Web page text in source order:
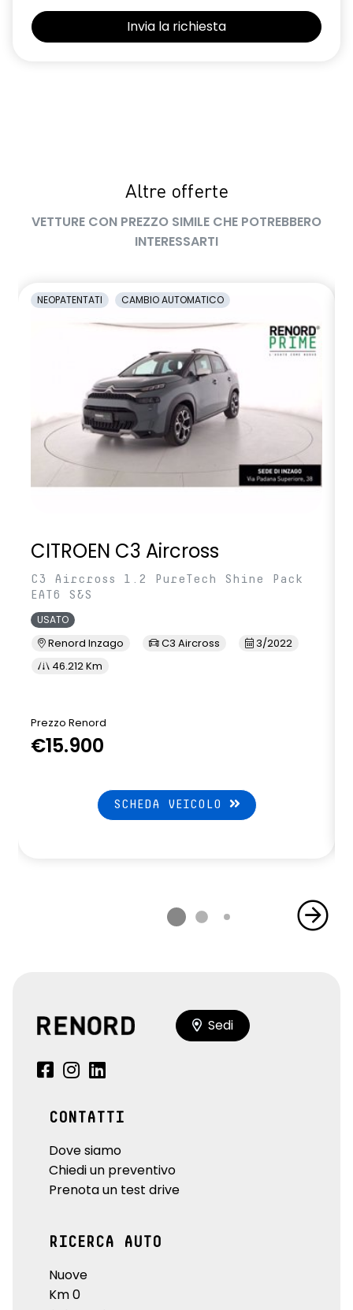
Selleria Stepway in tessuto blu e nero
Volante regolabile in altezza e profondità
Altre offerte
VETTURE CON PREZZO SIMILE CHE POTREBBERO
INTERESSARTI
NEOPATENTATI CAMBIO AUTOMATICO
CITROEN C3 Aircross
C3 Aircross 1.2 PureTech Shine Pack
EAT6 S&S
USATO
Renord Inzago C3 Aircross
3/2022
46.212 Km
Prezzo Renord
€15.900
SCHEDA VEICOLO
Sedi
CONTATTI
Dove siamo
Chiedi un preventivo
Prenota un test drive
RICERCA AUTO
Nuove
Km 0